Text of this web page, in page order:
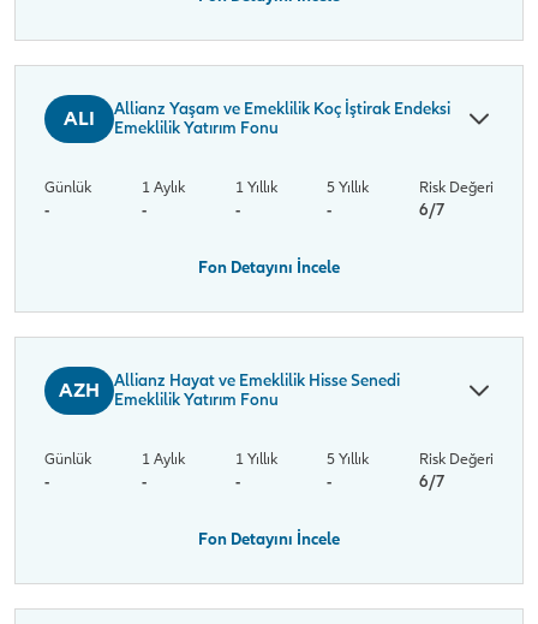
ALI
Allianz Yaşam ve Emeklilik Koç İştirak Endeksi
Emeklilik Yatırım Fonu
Günlük
-
1 Aylık
-
1 Yıllık
-
5 Yıllık
-
Risk Değeri
6/7
Fon Detayını İncele
AZH
Allianz Hayat ve Emeklilik Hisse Senedi
Emeklilik Yatırım Fonu
Günlük
-
1 Aylık
-
1 Yıllık
-
5 Yıllık
-
Risk Değeri
6/7
Fon Detayını İncele